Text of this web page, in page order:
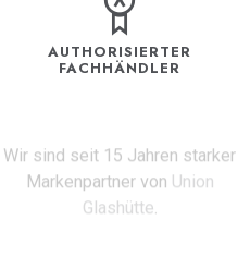
AUTHORISIERTER
FACHHÄNDLER
Wir sind seit 15 Jahren starker
Markenpartner von Union
Glashütte.